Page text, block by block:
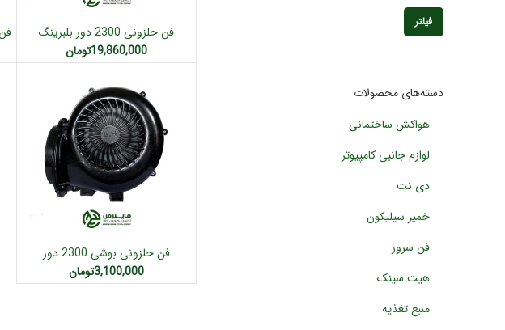
فیلتر
دسته‌های محصولات
هواکش ساختمانی
لوازم جانبی کامپیوتر
دی نت
خمیر سیلیکون
فن سرور
هیت سینک
منبع تغذیه
افزودن به سبد خریدفن حلزونی 2300 دور بلبرینگ
تایلندی (کارتن 6 عددی)
19,860,000تومان
افزودن به سبد خرید
فن حلزونی بوشی 2300 دور
3,100,000تومان